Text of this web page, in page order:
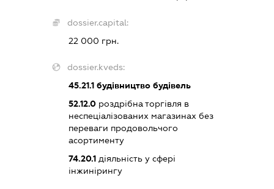
dossier.capital:
22 000 грн.
dossier.kveds:
45.21.1будівництво будівель
52.12.0роздрібна торгівля в
неспеціалізованих магазинах без
переваги продовольчого
асортименту
74.20.1діяльність у сфері
інжинірингу